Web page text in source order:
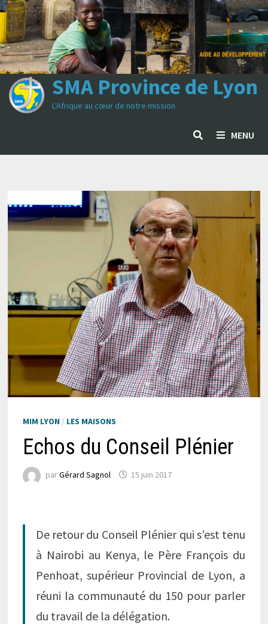
Passer
au
contenu
SMA Province de Lyon
L'Afrique au cœur de notre mission
MENU
MIM LYON/ LES MAISONS
Echos du Conseil Plénier
parGérard Sagnol 15 juin 2017
De retour du Conseil Plénier qui s’est tenu
à Nairobi au Kenya, le Père François du
Penhoat, supérieur Provincial de Lyon, a
réuni la communauté du 150 pour parler
du travail de la délégation.